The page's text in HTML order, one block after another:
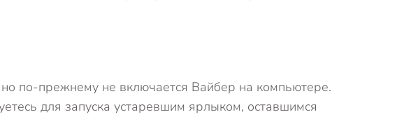
по-прежнему не включается Вайбер на компьютере.
для запуска устаревшим ярлыком, оставшимся